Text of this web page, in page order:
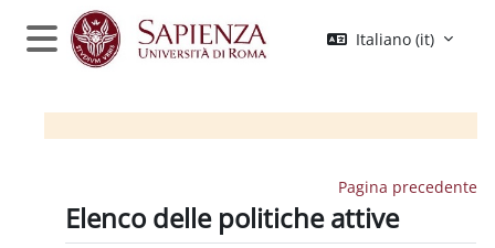
Vai al contenuto principale
Pannello laterale
Italiano ‎(it)‎
Pagina precedente
Elenco delle politiche attive